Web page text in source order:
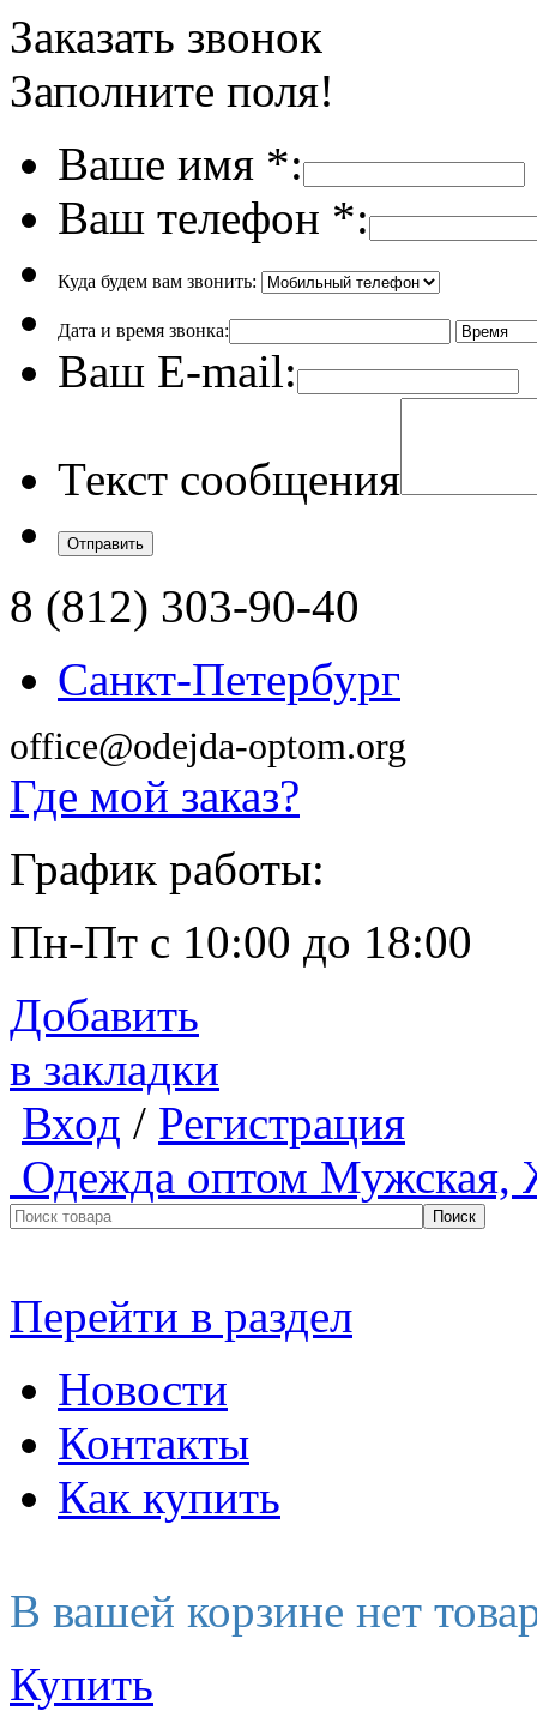
Заказать звонок
Заполните поля!
Ваше имя *:
Ваш телефон *:
Куда будем вам звонить:
Дата и время звонка:
Ваш E-mail:
Текст сообщения
8 (812) 303-90-40
Санкт-Петербург
office@odejda-optom.org
Где мой заказ?
График работы:
Пн-Пт с 10:00 до 18:00
Добавить
в закладки
Вход / Регистрация
Одежда оптом Мужская,
Перейти в раздел
Новости
Контакты
Как купить
В вашей корзине нет
Купить